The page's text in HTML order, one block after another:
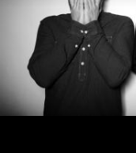
Pressebilder 2023